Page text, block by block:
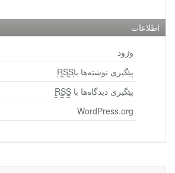
اطلاعات
ورود
پیگیری نوشته‌ها باRSS
پیگیری دیدگاه‌ها با RSS
WordPress.org